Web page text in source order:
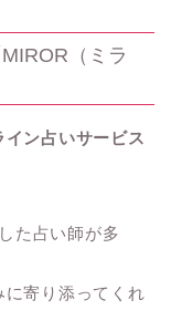
（ミラ
イン占いサービス
た占い師が多
寄り添ってくれ